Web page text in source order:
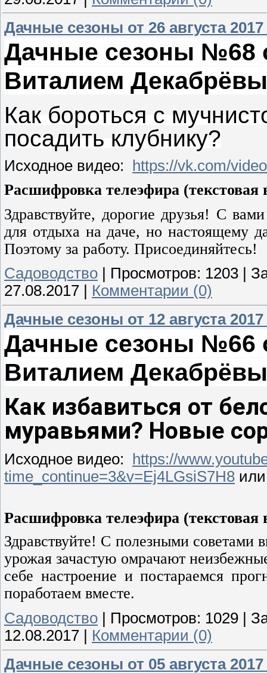
Дачные сезоны от 26 августа
Дачные сезоны №68
Виталием
Как бороться с
посадить клубнику?
Исходное видео: https://vk.com/
Расшифровка телеэфира (текстовая
Здравствуйте, дорогие друзья! С
для отдыха на даче, но настоящему
Поэтому за работу. Присоединяйтесь!
Садоводство Просмотров: 1203
27.08.2017
Комментарии (0)
Дачные сезоны от 12 августа
Дачные сезоны №66
Виталием
Как избавиться от
муравьями? Новые
Исходное видео:
https://
time_continue=3&v=Ej4LGsiS7H8
Расшифровка телеэфира (текстовая
Здравствуйте! С полезными советами
урожая зачастую омрачают
себе настроение и постараемся
поработаем вместе.
Садоводство Просмотров: 1029
12.08.2017
Комментарии (0)
Дачные сезоны от 05 августа